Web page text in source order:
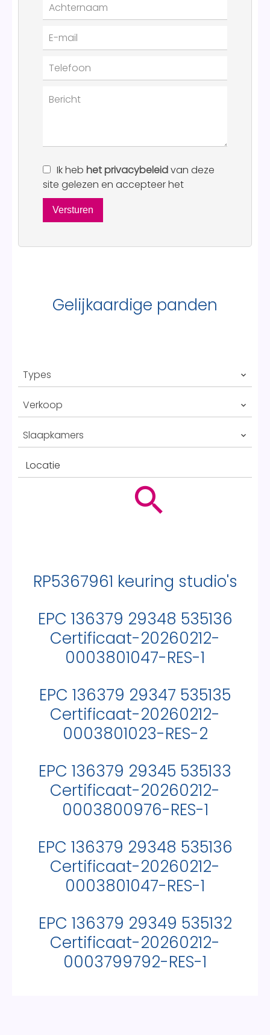
Ik heb het privacybeleidvan deze
site gelezen en accepteer het
Versturen
Gelijkaardige panden
Types
Verkoop
Slaapkamers
Locatie
RP5367961 keuring studio's
EPC 136379 29348 535136
Certificaat-20260212-
0003801047-RES-1
EPC 136379 29347 535135
Certificaat-20260212-
0003801023-RES-2
EPC 136379 29345 535133
Certificaat-20260212-
0003800976-RES-1
EPC 136379 29348 535136
Certificaat-20260212-
0003801047-RES-1
EPC 136379 29349 535132
Certificaat-20260212-
0003799792-RES-1